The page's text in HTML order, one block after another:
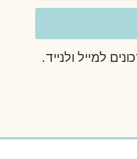
למייל ולנייד.